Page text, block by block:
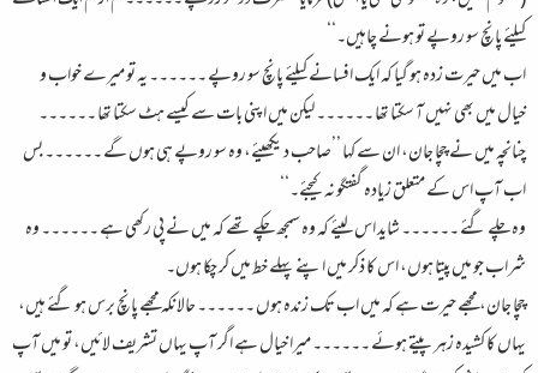
کیلئے پانچ سو روپے تو ہونے چاہیں۔‘‘
اب میں حیرت زدہ ہو گیا کہ ایک افسانے کیلئے پانچ سو روپے ۔۔۔۔۔۔ یہ تو میرے خواب و
خیال میں بھی نہیں آ سکتا تھا ۔۔۔۔۔۔ لیکن میں اپنی بات سے کیسے ہٹ سکتا تھا ۔۔۔۔۔۔
چنانچہ میں نے چچا جان، ان سے کہا ’’صاحب د یکھیئے، وہ سو روپے ہی ہوں گے ۔۔۔۔۔۔ بس
اب آپ اس کے متعلق زیادہ گفتگو نہ کیجئے۔‘‘
وہ چلے گئے ۔۔۔۔۔۔ شاید اس لیئے کہ وہ سمجھ چکے تھے کہ میں نے پی رکھی ہے ۔۔۔۔۔۔ وہ
شراب جو میں پیتا ہوں، اس کا ذکر میں اپنے پہلے خط میں کر چکا ہوں۔
چچا جان، مجھے حیرت ہے کہ میں اب تک زندہ ہوں ۔۔۔۔۔۔ حالانکہ مجھے پانچ برس ہو گئے ہیں،
یہاں کا کشیدہ زہر پیتے ہوئے ۔۔۔۔۔۔ میرا خیال ہے اگر آپ یہاں تشریف لائیں، تو میں آپ